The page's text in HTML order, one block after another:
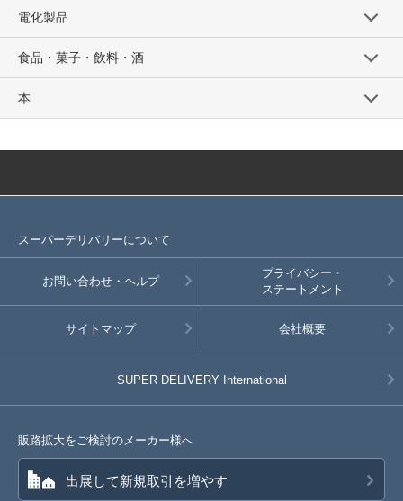
電化製品
食品・菓子・飲料・酒
本
スーパーデリバリーについて
お問い合わせ・ヘルプ
プライバシー・
ステートメント
サイトマップ 会社概要
SUPER DELIVERY International
販路拡大をご検討のメーカー様へ
出展して新規取引を増やす